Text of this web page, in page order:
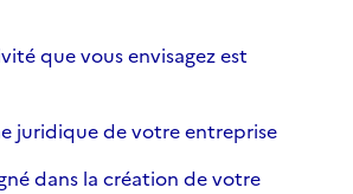
que vous envisagez est
juridique de votre entreprise
dans la création de votre